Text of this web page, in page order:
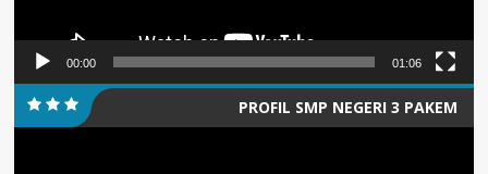
00:00 01:06
PROFIL SMP NEGERI 3 PAKEM